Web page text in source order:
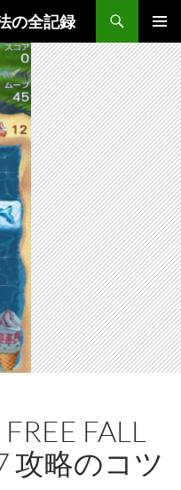
の全記録
メインメ
ニュー
FALL
攻略のコツ